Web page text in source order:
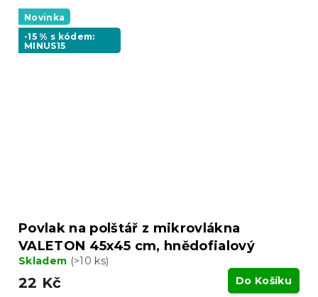
Novinka
-15 % s kódem:
MINUS15
Povlak na polštář z mikrovlákna
VALETON 45x45 cm, hnědofialový
Skladem (>10 ks)
22 Kč Do Košíku